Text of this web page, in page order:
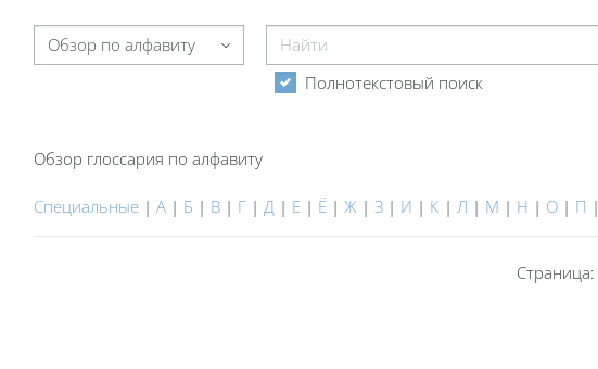
Обзор глоссария по алфавиту
Найти
Полнотекстовый поиск
Обзор глоссария по алфавиту
Специальные | А | Б | В | Г | Д | Е | Ё | Ж | З | И | К | Л | М | Н | О | П |
Страница: